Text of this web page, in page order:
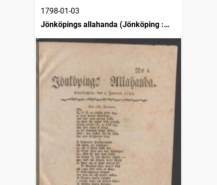
1798-01-03
Jönköpings allahanda (Jönköping :
1797)